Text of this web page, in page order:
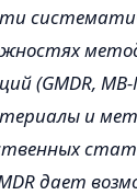
(GMDR,
и
дает